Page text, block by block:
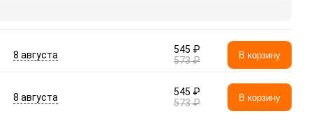
8 августа
545 ₽
573 ₽
В корзину
8 августа
545 ₽
573 ₽
В корзину